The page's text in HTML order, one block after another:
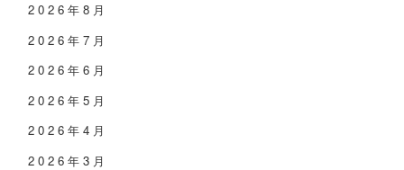
2026年8月
2026年7月
2026年6月
2026年5月
2026年4月
2026年3月